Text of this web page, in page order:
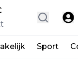
Sport